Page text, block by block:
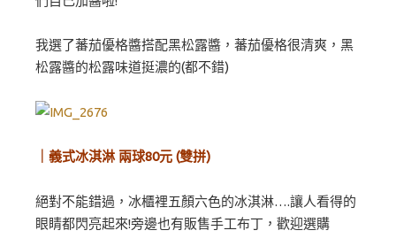
我選了蕃茄優格醬搭配黑松露醬，蕃茄優格很清爽，黑
松露醬的松露味道挺濃的(都不錯)
｜義式冰淇淋 兩球80元 (雙拼)
絕對不能錯過，冰櫃裡五顏六色的冰淇淋….讓人看得的
眼睛都閃亮起來!旁邊也有販售手工布丁，歡迎選購